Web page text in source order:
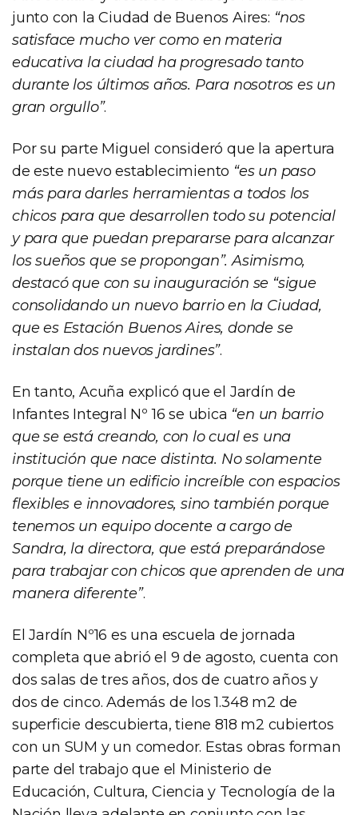
junto con la Ciudad de Buenos Aires: “nos
satisface mucho ver como en materia
educativa la ciudad ha progresado tanto
durante los últimos años. Para nosotros es un
gran orgullo”.
Por su parte Miguel consideró que la apertura
de este nuevo establecimiento “es un paso
más para darles herramientas a todos los
chicos para que desarrollen todo su potencial
y para que puedan prepararse para alcanzar
los sueños que se propongan”. Asimismo,
destacó que con su inauguración se “sigue
consolidando un nuevo barrio en la Ciudad,
que es Estación Buenos Aires, donde se
instalan dos nuevos jardines”.
En tanto, Acuña explicó que el Jardín de
Infantes Integral Nº 16 se ubica “en un barrio
que se está creando, con lo cual es una
institución que nace distinta. No solamente
porque tiene un edificio increíble con espacios
flexibles e innovadores, sino también porque
tenemos un equipo docente a cargo de
Sandra, la directora, que está preparándose
para trabajar con chicos que aprenden de una
manera diferente”.
El Jardín Nº16 es una escuela de jornada
completa que abrió el 9 de agosto, cuenta con
dos salas de tres años, dos de cuatro años y
dos de cinco. Además de los 1.348 m2 de
superficie descubierta, tiene 818 m2 cubiertos
con un SUM y un comedor. Estas obras forman
parte del trabajo que el Ministerio de
Educación, Cultura, Ciencia y Tecnología de la